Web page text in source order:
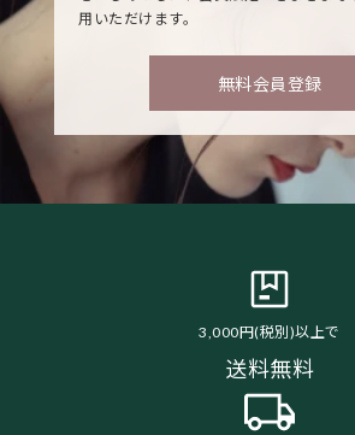
用いただけます。
無料会員登録
3,000円(税別)以上で
送料無料